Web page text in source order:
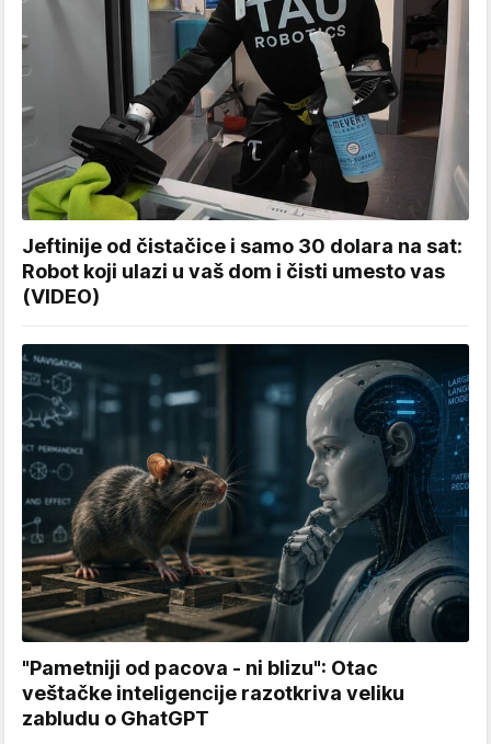
Jeftinije od čistačice i samo 30 dolara na sat:
Robot koji ulazi u vaš dom i čisti umesto vas
(VIDEO)
"Pametniji od pacova - ni blizu": Otac
veštačke inteligencije razotkriva veliku
zabludu o GhatGPT